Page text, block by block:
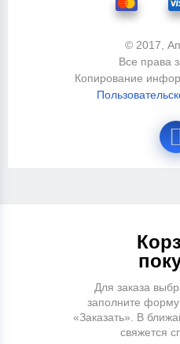
© 2017,
Все права
Копирование
Для заказа
заполните
«Заказать». В
свяжется